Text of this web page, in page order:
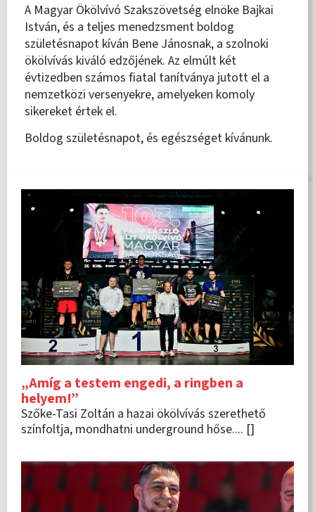
A Magyar Ökölvívó Szakszövetség elnöke Bajkai
István, és a teljes menedzsment boldog
születésnapot kíván Bene Jánosnak, a szolnoki
ökölvívás kiváló edzőjének. Az elmúlt két
évtizedben számos fiatal tanítványa jutott el a
nemzetközi versenyekre, amelyeken komoly
sikereket értek el.
Boldog születésnapot, és egészséget kívánunk.
„Amíg a testem engedi, a ringben a
helyem!”
Szőke-Tasi Zoltán a hazai ökölvívás szerethető
színfoltja, mondhatni underground hőse.... []